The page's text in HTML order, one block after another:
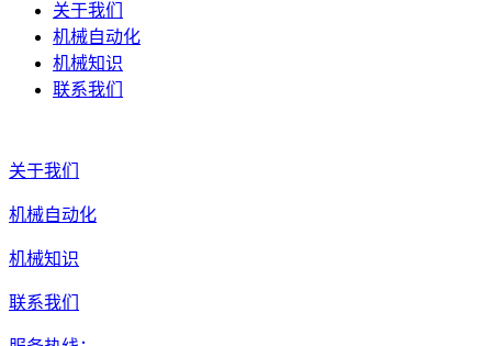
关于我们
机械自动化
机械知识
联系我们
关于我们
机械自动化
机械知识
联系我们